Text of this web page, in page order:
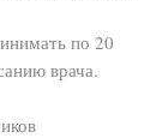
по 20
врача.